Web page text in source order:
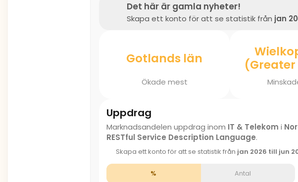
Det här är gamla nyheter!
Skapa ett konto för att se statistik från jan
Gotlands län
Ökade mest
Uppdrag
Marknadsandelen uppdrag inom IT & Telekom i
RESTful Service Description Language.
Skapa ett konto för att se statistik från jan 2026 till jun
% Antal